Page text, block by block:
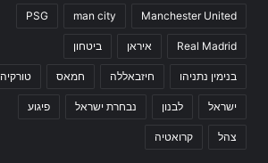
Manchester United
man city
PSG
Real Madrid איראן ביטחון
בנימין נתניהו חיזבאללה חמאס טורקיה
ישראל לבנון נבחרת ישראל פיגוע
צהל קרואטיה